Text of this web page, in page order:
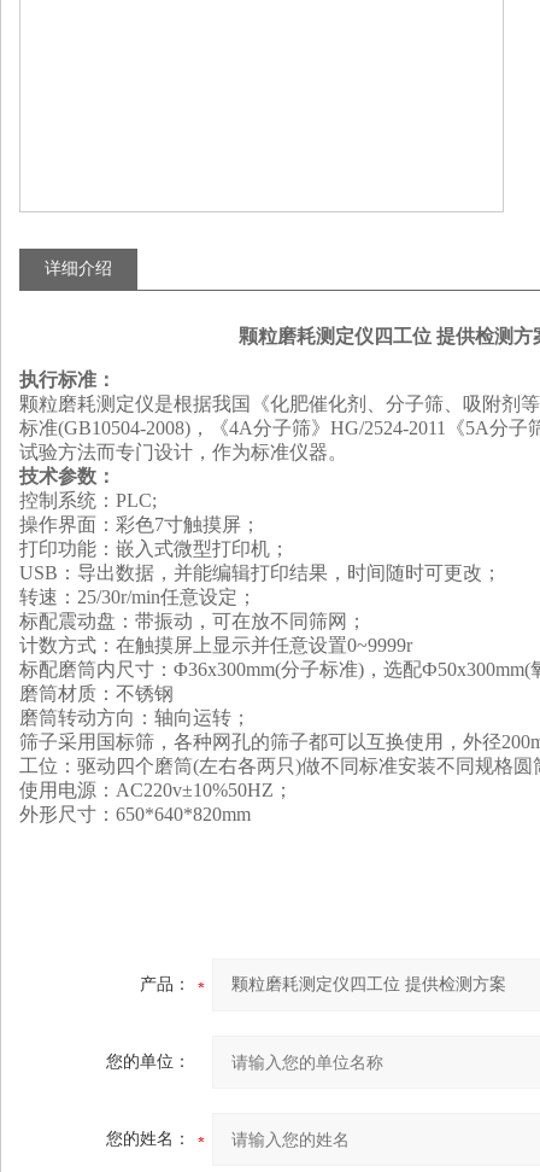
详细介绍
颗粒磨耗测定仪四工位 提供检测方
执行标准 ：
颗粒磨耗测定仪是根据我国《化肥催化剂、分子筛、吸附剂
标准(GB10504-2008)，《4A分子筛》HG/2524-2011《5A分
试验方法而专门设计，作为标准仪器。
技术参数：
控制系统：PLC;
操作界面：彩色7寸触摸屏；
打印功能：嵌入式微型打印机；
USB：导出数据，并能编辑打印结果，时间随时可更改；
转速：25/30r/min任意设定 ；
标配震动盘：带振动，可在放不同筛网；
计数方式：在触摸屏上显示并任意设置0~9999r
标配磨筒内尺寸：Φ36x300mm(分子标准) ，选配Ф50x300mm(
磨筒材质：不锈钢
磨筒转动方向：轴向运转 ；
筛子采用国标筛，各种网孔的筛子都可以互换使用 ， 外径
工位： 驱动四个磨筒(左右各两只)做不同标准安装不同规格圆
使用电源：AC220v±10%50HZ ；
外形尺寸：650*640*820mm
产品：
您的单位：
您的姓名：